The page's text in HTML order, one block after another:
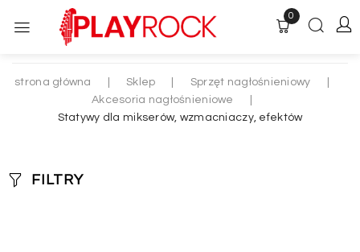
0
strona główna Sklep Sprzęt nagłośnieniowy
Akcesoria nagłośnieniowe
Statywy dla mikserów, wzmacniaczy, efektów
FILTRY